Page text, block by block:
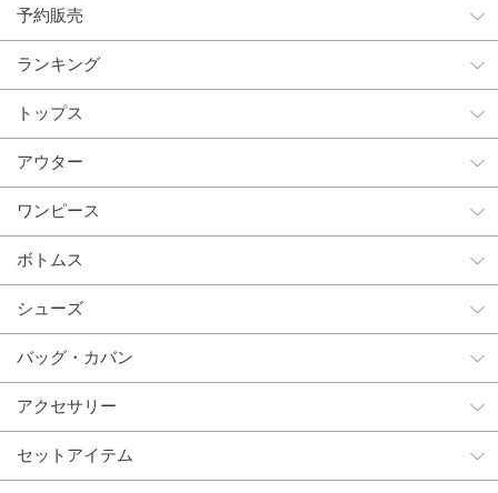
予約販売
ランキング
トップス
アウター
ワンピース
ボトムス
シューズ
バッグ・カバン
アクセサリー
セットアイテム